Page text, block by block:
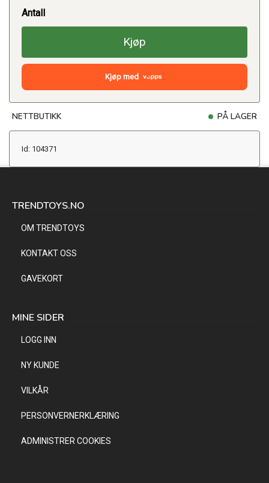
Antall
Kjøp
Kjøp med
NETTBUTIKK PÅ LAGER
Id: 104371
TRENDTOYS.NO
OM TRENDTOYS
KONTAKT OSS
GAVEKORT
MINE SIDER
LOGG INN
NY KUNDE
VILKÅR
PERSONVERNERKLÆRING
ADMINISTRER COOKIES